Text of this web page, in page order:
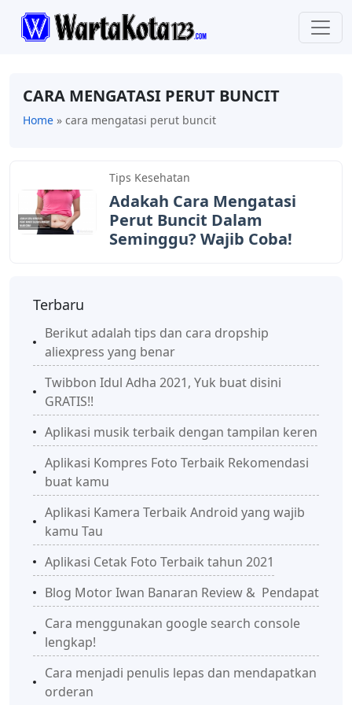
CARA MENGATASI PERUT BUNCIT
Home » cara mengatasi perut buncit
Tips Kesehatan
Adakah Cara Mengatasi
Perut Buncit Dalam
Seminggu? Wajib Coba!
Terbaru
Berikut adalah tips dan cara dropship
aliexpress yang benar
Twibbon Idul Adha 2021, Yuk buat disini
GRATIS!!
Aplikasi musik terbaik dengan tampilan keren
Aplikasi Kompres Foto Terbaik Rekomendasi
buat kamu
Aplikasi Kamera Terbaik Android yang wajib
kamu Tau
Aplikasi Cetak Foto Terbaik tahun 2021
Blog Motor Iwan Banaran Review & Pendapat
Cara menggunakan google search console
lengkap!
Cara menjadi penulis lepas dan mendapatkan
orderan